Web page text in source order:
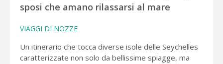
sposi che amano rilassarsi al mare
VIAGGI DI NOZZE
Un itinerario che tocca diverse isole delle Seychelles
caratterizzate non solo da bellissime spiagge, ma